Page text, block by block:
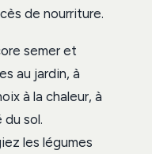
de nourriture.
semer et
au jardin, à
à la chaleur, à
du sol.
les légumes